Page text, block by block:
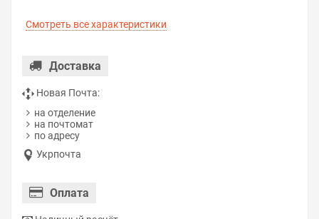
Смотреть все характеристики
Доставка
Новая Почта:
на отделение
на почтомат
по адресу
Укрпочта
Оплата